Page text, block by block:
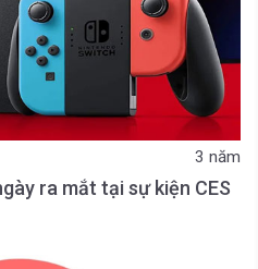
3 năm
ra mắt tại sự kiện CES